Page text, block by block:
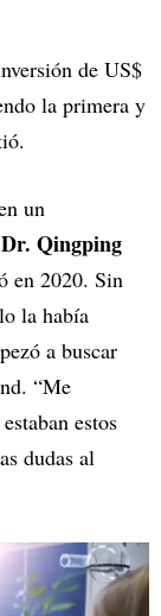
de US$
la primera y
un
Dr. Qingping
en 2020. Sin
la había
a buscar
“Me
estos
dudas al